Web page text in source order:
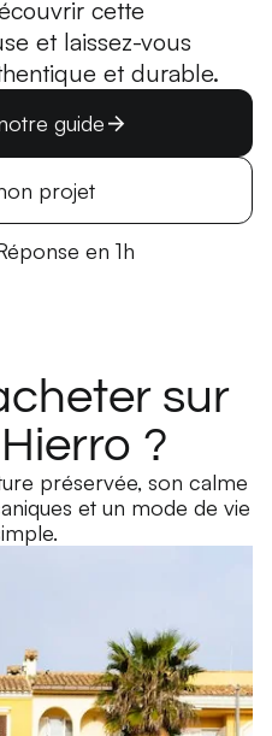
cette
et laissez-vous
et durable.
guide
projet
en 1h
sur
Hierro ?
préservée, son calme
et un mode de vie